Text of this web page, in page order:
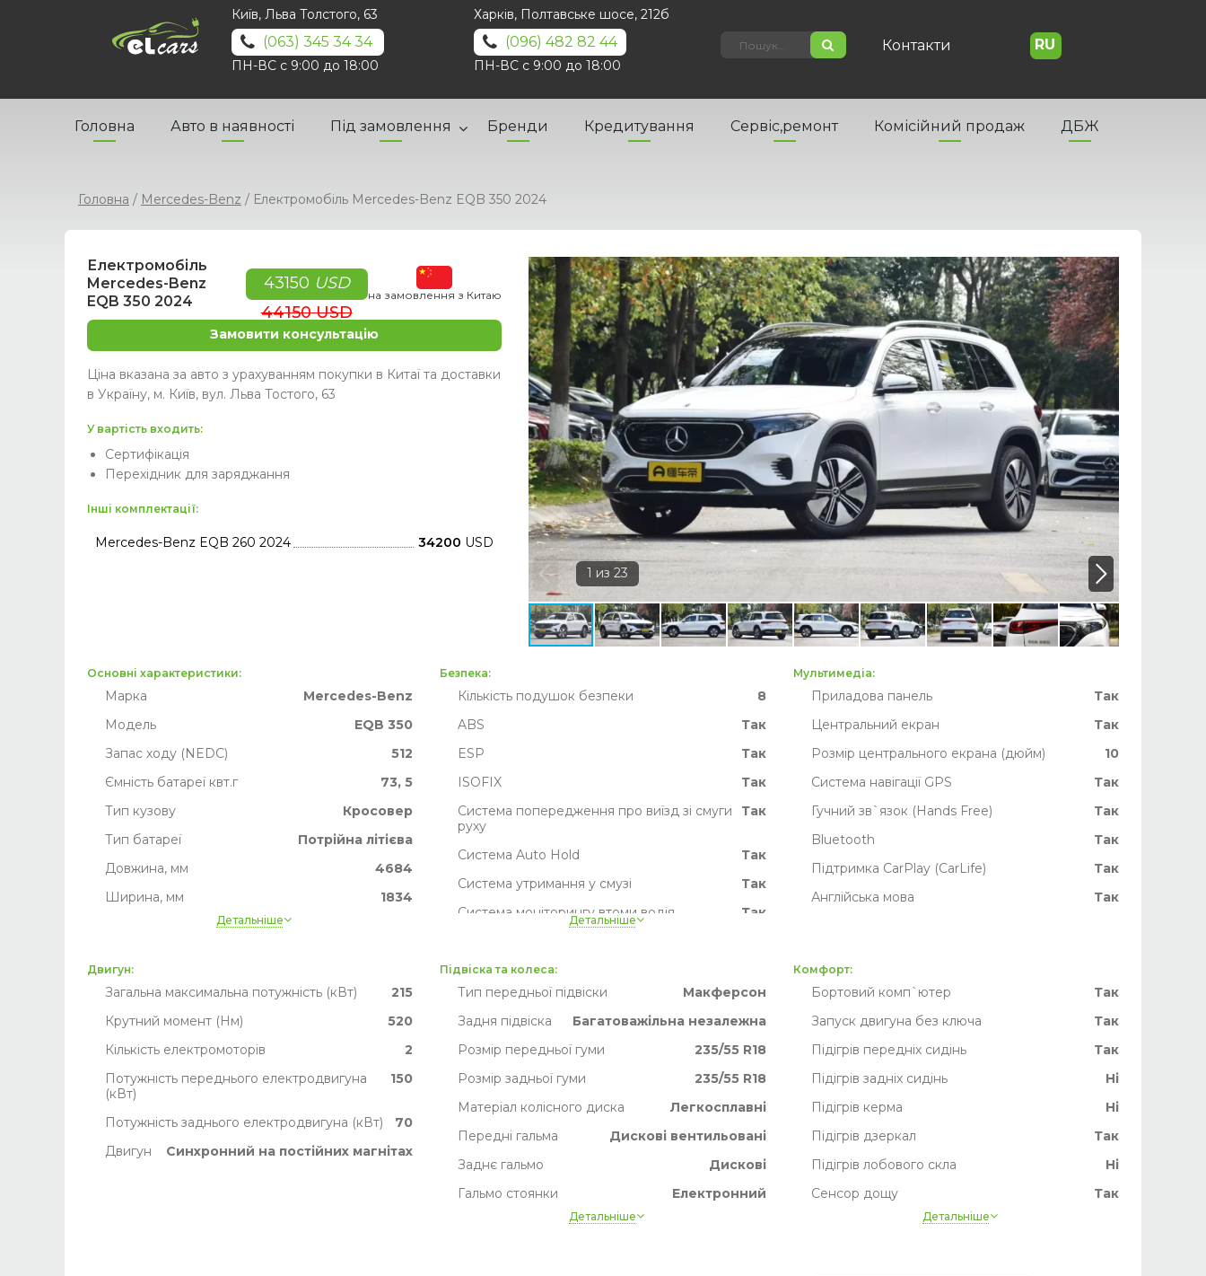
Київ, Льва Толстого, 63
(063) 345 34 34
ПН-ВС с 9:00 до 18:00
Харків, Полтавське шосе, 212б
(096) 482 82 44
ПН-ВС с 9:00 до 18:00
Контакти RU
Головна Авто в наявності Під замовлення Бренди Кредитування Сервіс,ремонт Комісійний продаж ДБЖ
Головна / Mercedes-Benz / Електромобіль Mercedes-Benz EQB 350 2024
Електромобіль
Mercedes-Benz
EQB 350 2024
43150 USD
44150 USD
на замовлення з Китаю
Замовити консультацію
Ціна вказана за авто з урахуванням покупки в Китаї та доставки
в Україну, м. Київ, вул. Льва Тостого, 63
У вартість входить:
Сертифікація
Перехідник для заряджання
Інші комплектації:
Mercedes-Benz EQB 260 2024 34200 USD
Основні характеристики:
Марка
Mercedes-Benz
Модель
EQB 350
Запас ходу (NEDC)
512
Ємність батареї квт.г
73, 5
Тип кузову
Кросовер
Тип батареї
Потрійна літієва
Довжина, мм
4684
Ширина, мм
1834
Рідке охолодження батареї
Пробіг
Детальніше
Безпека:
Кількість подушок безпеки
8
ABS
Так
ESP
Так
ISOFIX
Так
Система попередження про виїзд зі смуги
руху
Так
Система Auto Hold
Так
Система утримання у смузі
Так
Система моніторингу втоми водія
Так
Активне гальмо
TPMS
Так
Детальніше
Мультимедіа:
Приладова панель
Так
Центральний екран
Так
Розмір центрального екрана (дюйм)
10
Система навігації GPS
Так
Гучний зв`язок (Hands Free)
Так
Bluetooth
Так
Підтримка CarPlay (CarLife)
Так
Англійська мова
Так
Двигун:
Загальна максимальна потужність (кВт)
215
Крутний момент (Нм)
520
Кількість електромоторів
2
Потужність переднього електродвигуна
(кВт)
150
Потужність заднього електродвигуна (кВт)
70
Двигун
Синхронний на постійних магнітах
Підвіска та колеса:
Тип передньої підвіски
Макферсон
Задня підвіска
Багатоважільна незалежна
Розмір передньої гуми
235/55 R18
Розмір задньої гуми
235/55 R18
Матеріал колісного диска
Легкосплавні
Передні гальма
Дискові вентильовані
Заднє гальмо
Дискові
Гальмо стоянки
Електронний
Детальніше
Комфорт:
Бортовий комп`ютер
Так
Запуск двигуна без ключа
Так
Підігрів передніх сидінь
Так
Підігрів задніх сидінь
Ні
Підігрів керма
Ні
Підігрів дзеркал
Так
Підігрів лобового скла
Ні
Сенсор дощу
Так
Детальніше